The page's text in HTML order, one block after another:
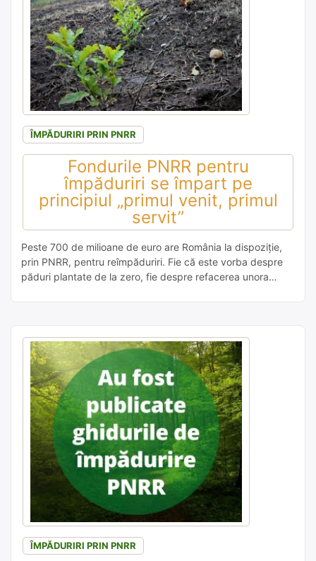
ÎMPĂDURIRI PRIN PNRR
Fondurile PNRR pentru
împăduriri se împart pe
principiul „primul venit, primul
servit”
Peste 700 de milioane de euro are România la dispoziţie,
prin PNRR, pentru reîmpăduriri. Fie că este vorba despre
păduri plantate de la zero, fie despre refacerea unora
ÎMPĂDURIRI PRIN PNRR